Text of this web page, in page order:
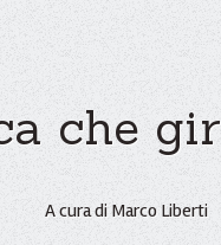
che
A cura di Marco Liberti